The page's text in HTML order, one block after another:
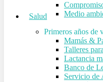
Medio
Salud
Primeros años de
Mamás &
Talleres
Lactancia
Banco de
Servicio de